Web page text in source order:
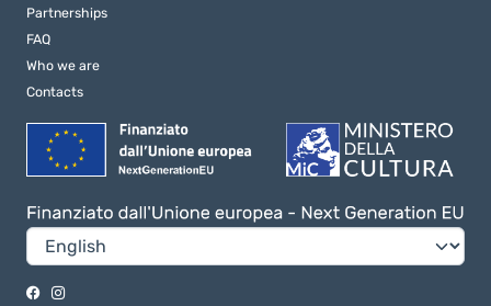
Partnerships
FAQ
Who we are
Contacts